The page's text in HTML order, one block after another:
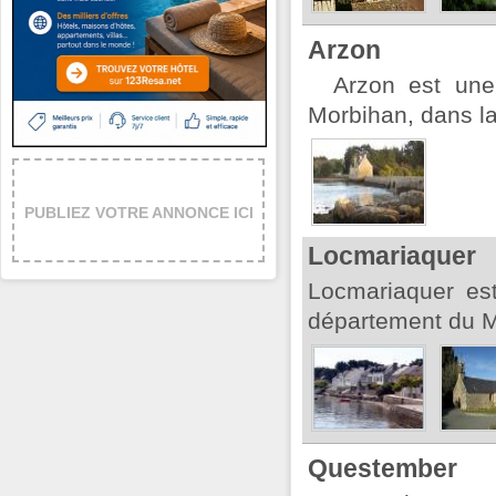
Arzon
Arzon est une
Morbihan, dans
Locmariaquer
Locmariaquer
département du
Questember
PUBLIEZ VOTRE ANNONCE ICI